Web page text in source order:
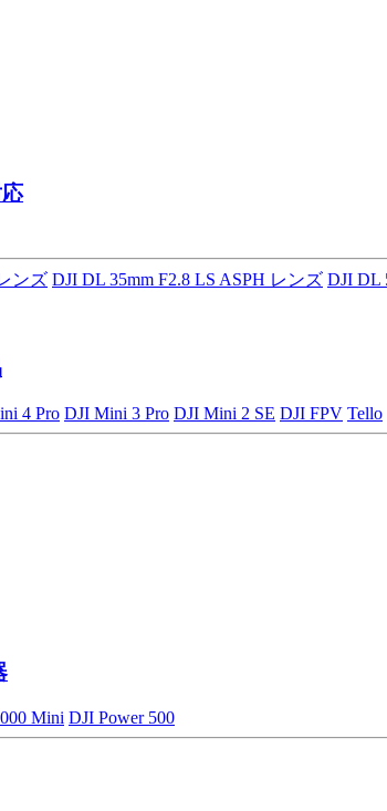
ンズ DJI DL 35mm F2.8 LS ASPH レンズ DJI DL
4 Pro DJI Mini 3 Pro DJI Mini 2 SE DJI FPV Tello
Mini DJI Power 500